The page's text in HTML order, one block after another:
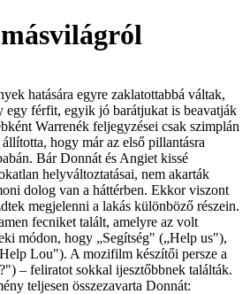
hatására egyre zaklatottabbá váltak,
egy férfit, egyik jó barátjukat is beavatják
Warrenék feljegyzései csak szimplán
hogy már az első pillantásra
Bár Donnát és Angiet kissé
helyváltoztatásai, nem akarták
dolog van a háttérben. Ekkor viszont
megjelenni a lakás különböző részein.
fecniket talált, amelyre az volt
módon, hogy „Segítség" („Help us"),
Lou"). A mozifilm készítői persze a
– feliratot sokkal ijesztőbbnek találták.
teljesen összezavarta Donnát: